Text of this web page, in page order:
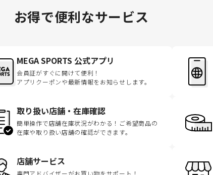
お得で便利なサービス
MEGA SPORTS 公式アプリ
会員証がすぐに開けて便利！
アプリクーポンや最新情報をお知らせします。
取り扱い店舗・在庫確認
簡単操作で店舗在庫状況がわかる！ご希望商品の
在庫や取り扱い店舗の確認ができます。
店舗サービス
専門アドバイザーがお買い物をサポート！